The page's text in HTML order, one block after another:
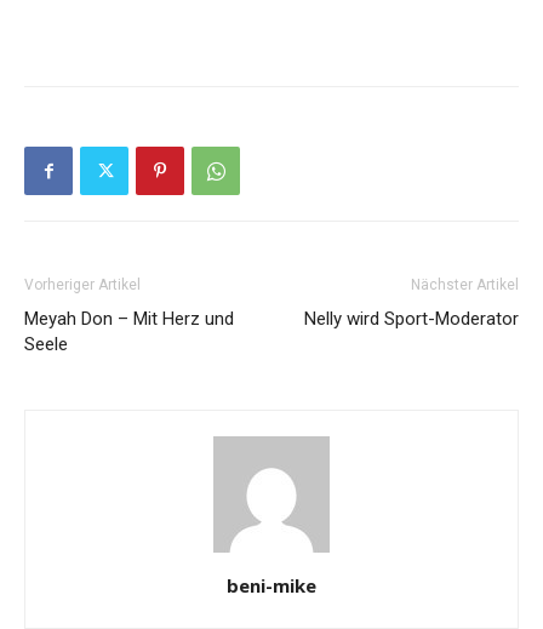
Vorheriger Artikel
Meyah Don – Mit Herz und
Seele
Nächster Artikel
Nelly wird Sport-Moderator
beni-mike